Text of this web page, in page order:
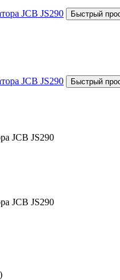
JCB JS290
JCB JS290